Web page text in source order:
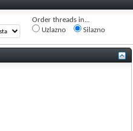
Order threads in...
Uzlazno
Silazno